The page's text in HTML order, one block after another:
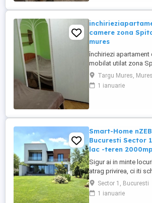
camere zona
mures
închiriezi apartament
mobilat utilat zona
MureșTargu Mures, Mures
1 ianuarie
Smart-Home
Bucuresti Sector
lac -teren 2000mp
Sigur ai in minte
atrag privirea, ci iti
prin intreaga
estetica, arhitectura,
mijlocul vibratiei
Sector 1, Bucuresti
1 ianuarie